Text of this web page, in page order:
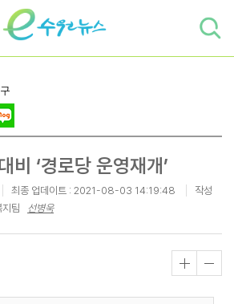
비 ‘경로당 운영재개’
최종 업데이트 : 2021-08-03 14:19:48
작성
지팀
선병욱